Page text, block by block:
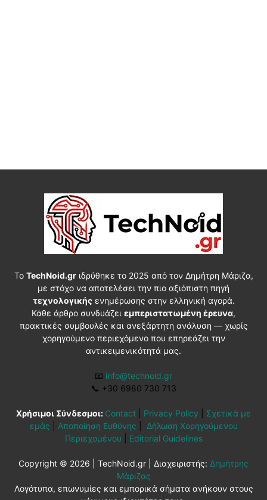
Το TechNoid.grιδρύθηκε το 2025 από τον Δημήτρη Μάριζα,
με στόχο να αποτελέσει την πιο αξιόπιστη πηγή
τεχνολογικήςενημέρωσης στην ελληνική αγορά.
Κάθε άρθρο συνδυάζει εμπεριστατωμένη έρευνα,
πρακτικές συμβουλές και ανεξάρτητη ανάλυση — χωρίς
χορηγούμενο περιεχόμενο που επηρεάζει την
αντικειμενικότητά μας.
📧 info@technoid.gr
📞 +30 6980 730 713
Χρήσιμοι Σύνδεσμοι: Contact Privacy Policy
Σχετικά με
εμάς
Αποποίηση Ευθύνης
Δήλωση Χορηγούμενου
Περιεχομένου
Editorial Guidelines
Copyright © 2026 | TechNoid.gr | Διαχειριστής: Δημήτρης
Μάριζας
Λογότυπα, επωνυμίες και εμπορικά σήματα ανήκουν στους